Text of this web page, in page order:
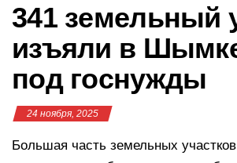
341 земельный
изъяли в
под госнужды
24 ноября, 2025
Большая часть земельных